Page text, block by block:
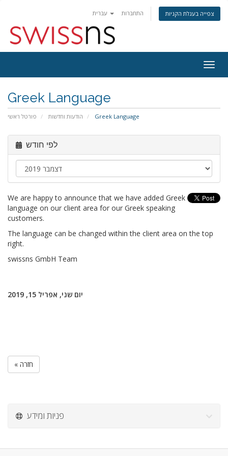
התחברות צפייה בעגלת הקניות
ניווט
Greek Language
פורטל ראשי הודעות וחדשות Greek Language
לפי חודש
We are happy to announce that we have added Greek
language on our client area for our Greek speaking
customers.
The language can be changed within the client area on the top
right.
swissns GmbH Team
יום שני, אפריל 15, 2019
« חזרה
פניות ומידע